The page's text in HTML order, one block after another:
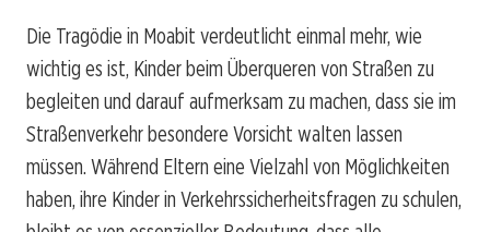
Die Tragödie in Moabit verdeutlicht einmal mehr, wie
wichtig es ist, Kinder beim Überqueren von Straßen zu
begleiten und darauf aufmerksam zu machen, dass sie im
Straßenverkehr besondere Vorsicht walten lassen
müssen. Während Eltern eine Vielzahl von Möglichkeiten
haben, ihre Kinder in Verkehrssicherheitsfragen zu schulen,